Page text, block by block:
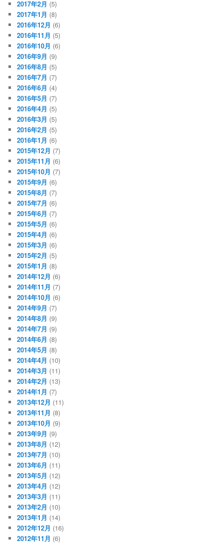
2017年2月 (5)
2017年1月 (8)
2016年12月 (6)
2016年11月 (5)
2016年10月 (6)
2016年9月 (9)
2016年8月 (5)
2016年7月 (7)
2016年6月 (4)
2016年5月 (7)
2016年4月 (5)
2016年3月 (5)
2016年2月 (5)
2016年1月 (6)
2015年12月 (7)
2015年11月 (6)
2015年10月 (7)
2015年9月 (6)
2015年8月 (7)
2015年7月 (6)
2015年6月 (7)
2015年5月 (6)
2015年4月 (6)
2015年3月 (6)
2015年2月 (5)
2015年1月 (8)
2014年12月 (6)
2014年11月 (7)
2014年10月 (6)
2014年9月 (7)
2014年8月 (9)
2014年7月 (9)
2014年6月 (8)
2014年5月 (8)
2014年4月 (10)
2014年3月 (11)
2014年2月 (13)
2014年1月 (7)
2013年12月 (11)
2013年11月 (8)
2013年10月 (9)
2013年9月 (9)
2013年8月 (12)
2013年7月 (10)
2013年6月 (11)
2013年5月 (12)
2013年4月 (12)
2013年3月 (11)
2013年2月 (10)
2013年1月 (14)
2012年12月 (16)
2012年11月 (6)